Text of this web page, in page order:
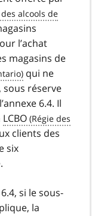
l’achat
magasins de
qui ne
sous réserve
6.4. Il
LCBO
clients des
six
si le sous-
la